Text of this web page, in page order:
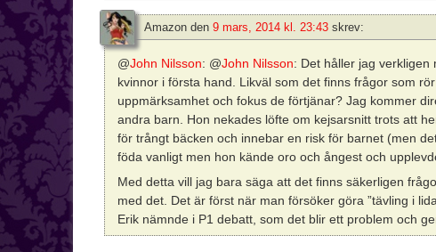
Amazon den 9 mars, 2014 kl. 23:43 skrev:
@John Nilsson: @John Nilsson: Det håller jag
kvinnor i första hand. Likväl som det finns frågor som
uppmärksamhet och fokus de förtjänar? Jag kommer
andra barn. Hon nekades löfte om kejsarsnitt trots att
för trångt bäcken och innebar en risk för barnet (men
föda vanligt men hon kände oro och ångest och
Med detta vill jag bara säga att det finns säkerligen
med det. Det är först när man försöker göra ”tävling i
Erik nämnde i P1 debatt, som det blir ett problem och